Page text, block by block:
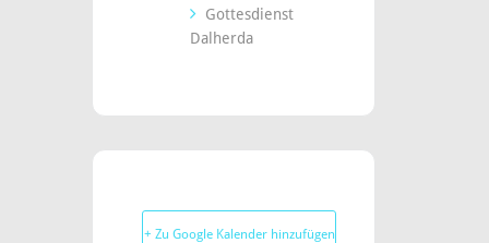
Gottesdienst
Dalherda
+ Zu Google Kalender hinzufügen